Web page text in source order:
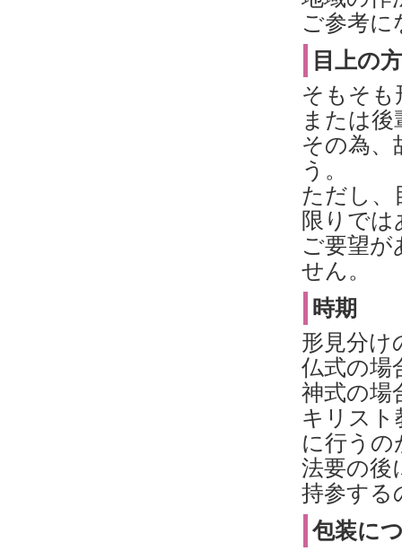
ご参考に
目上の
そもそも
または
その為、
う。
ただし、
限りで
ご要望
せん。
時期
形見分け
仏式の場
神式の場
キリスト
に行うの
法要の後
持参する
包装に